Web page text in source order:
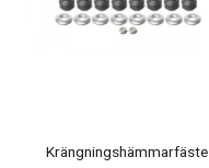
Krängningshämmarfäste